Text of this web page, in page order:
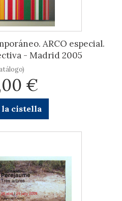
ARCO especial.
- Madrid 2005
€
la cistella